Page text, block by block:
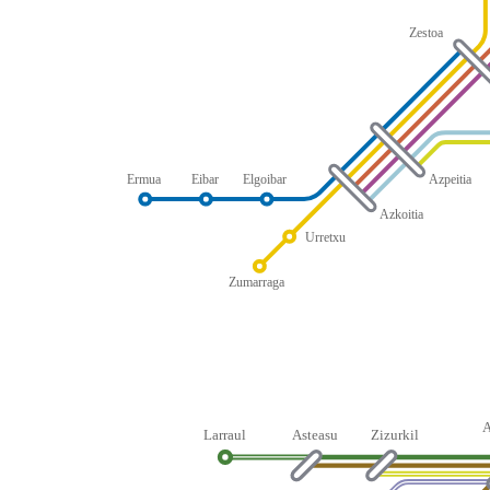
Urretxu
Zumarraga
Ermua Eibar Elgoibar
Zestoa
Azpeitia
Azkoitia
Larraul Zizurkil
Asteasu